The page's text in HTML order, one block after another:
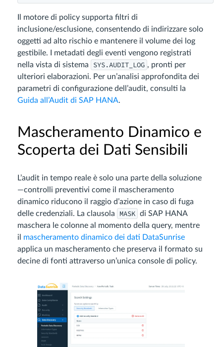
Il motore di policy supporta filtri di
inclusione/esclusione, consentendo di indirizzare solo
oggetti ad alto rischio e mantenere il volume dei log
gestibile. I metadati degli eventi vengono registrati
nella vista di sistema
SYS.AUDIT_LOG , pronti per
ulteriori elaborazioni. Per un’analisi approfondita dei
parametri di configurazione dell’audit, consulti la
Guida all’Audit di SAP HANA.
Mascheramento Dinamico e
Scoperta dei Dati Sensibili
L’audit in tempo reale è solo una parte della soluzione
—controlli preventivi come il mascheramento
dinamico riducono il raggio d’azione in caso di fuga
delle credenziali. La clausola
MASK di SAP HANA
maschera le colonne al momento della query, mentre
il mascheramento dinamico dei dati DataSunrise
applica un mascheramento che preserva il formato su
decine di fonti attraverso un’unica console di policy.